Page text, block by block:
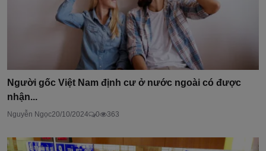
Người gốc Việt Nam định cư ở nước ngoài có được
nhận...
Nguyễn Ngọc20/10/2024 0 363